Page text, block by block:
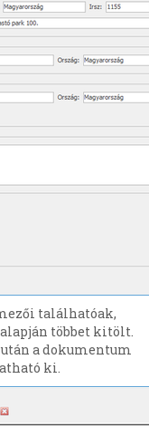
találhatóak,
többet kitölt.
után a dokumentum
ki.